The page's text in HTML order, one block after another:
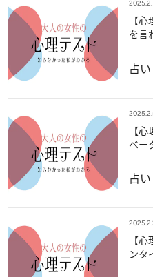
【
を言
占い
【
ベー
占い
【
ンタ